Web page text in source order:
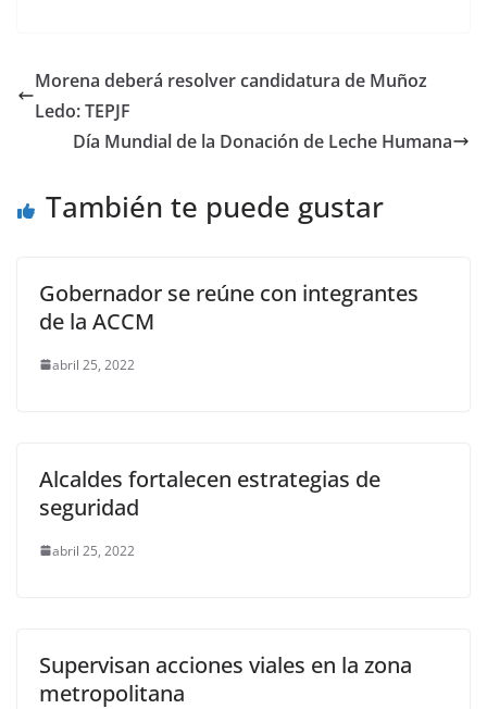
c
e
o
o
i
t
t
r
a
l
a
s
p
p
L
n
l
g
r
a
a
e
Morena deberá resolver candidatura de Muñoz
Ledo: TEPJF
Día Mundial de la Donación de Leche Humana
También te puede gustar
Gobernador se reúne con integrantes
de la ACCM
abril 25, 2022
Alcaldes fortalecen estrategias de
seguridad
abril 25, 2022
Supervisan acciones viales en la zona
metropolitana